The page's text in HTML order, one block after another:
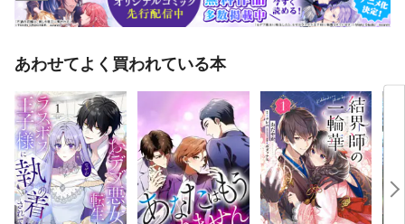
あわせてよく買われている本